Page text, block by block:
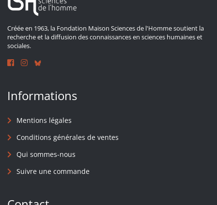
Créée en 1963, la Fondation Maison Sciences de l'Homme soutient la
recherche et la diffusion des connaissances en sciences humaines et
sociales.
Informations
Mentions légales
Conditions générales de ventes
Qui sommes-nous
Suivre une commande